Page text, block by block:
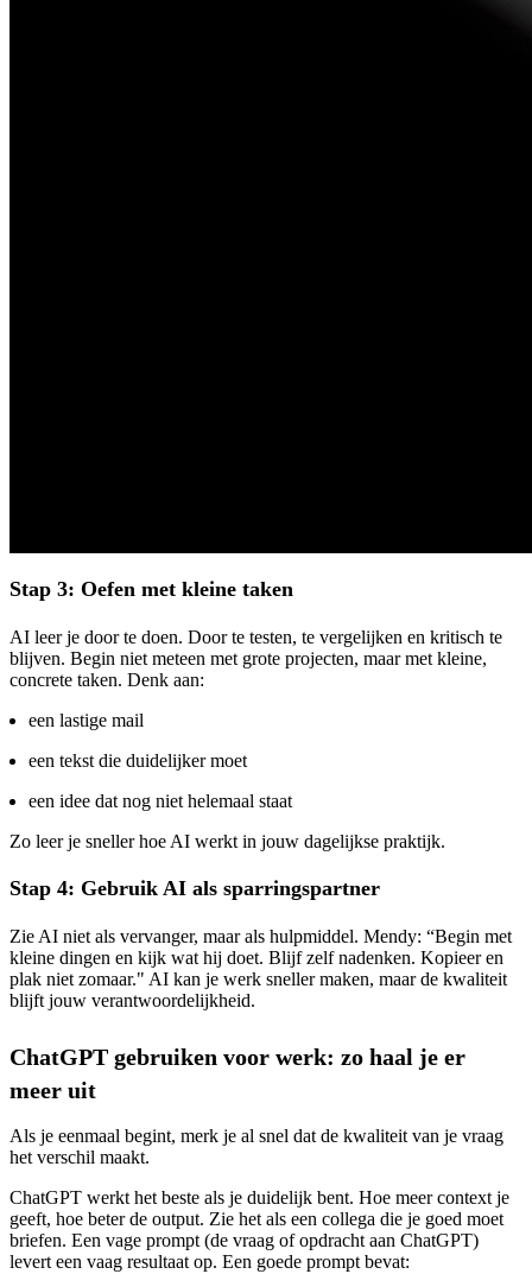
Stap 3: Oefen met kleine taken
AI leer je door te doen. Door te testen, te vergelijken en kritisch te
blijven. Begin niet meteen met grote projecten, maar met kleine,
concrete taken. Denk aan:
een lastige mail
een tekst die duidelijker moet
een idee dat nog niet helemaal staat
Zo leer je sneller hoe AI werkt in jouw dagelijkse praktijk.
Stap 4: Gebruik AI als sparringspartner
Zie AI niet als vervanger, maar als hulpmiddel. Mendy: “Begin met
kleine dingen en kijk wat hij doet. Blijf zelf nadenken. Kopieer en
plak niet zomaar." AI kan je werk sneller maken, maar de kwaliteit
blijft jouw verantwoordelijkheid.
ChatGPT gebruiken voor werk: zo haal je er
meer uit
Als je eenmaal begint, merk je al snel dat de kwaliteit van je vraag
het verschil maakt.
ChatGPT werkt het beste als je duidelijk bent. Hoe meer context je
geeft, hoe beter de output. Zie het als een collega die je goed moet
briefen. Een vage prompt (de vraag of opdracht aan ChatGPT)
levert een vaag resultaat op. Een goede prompt bevat: